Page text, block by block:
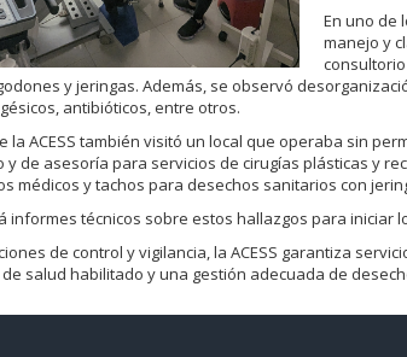
En uno de
manejo y
y jeringas. Además, se observó
antibióticos, entre otros.
la ACESS también visitó un local que operaba sin
y de asesoría para servicios de cirugías plásticas y
médicos y tachos para desechos sanitarios con
informes técnicos sobre estos hallazgos para
de control y vigilancia, la ACESS garantiza
salud habilitado y una gestión adecuada de